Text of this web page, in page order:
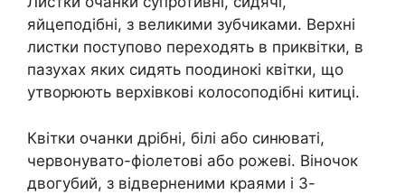
яйцеподібні, з великими зубчиками. Верхні
листки поступово переходять в приквітки, в
пазухах яких сидять поодинокі квітки, що
утворюють верхівкові колосоподібні китиці.
Квітки очанки дрібні, білі або синюваті,
червонувато-фіолетові або рожеві. Віночок
двогубий, з відверненими краями і 3-